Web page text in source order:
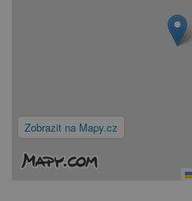
Zobrazit na Mapy.cz